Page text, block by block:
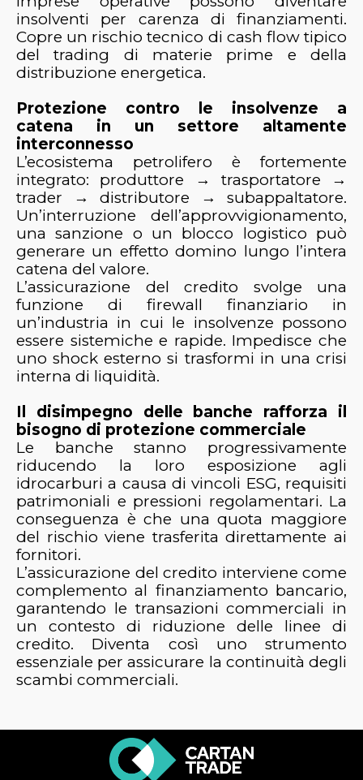
insolventi per carenza di finanziamenti.
Copre un rischio tecnico di cash flow tipico
del trading di materie prime e della
distribuzione energetica.
Protezione contro le insolvenze a
catena in un settore altamente
interconnesso
L’ecosistema petrolifero è fortemente
integrato: produttore → trasportatore →
trader → distributore → subappaltatore.
Un’interruzione dell’approvvigionamento,
una sanzione o un blocco logistico può
generare un effetto domino lungo l’intera
catena del valore.
L’assicurazione del credito svolge una
funzione di firewall finanziario in
un’industria in cui le insolvenze possono
essere sistemiche e rapide. Impedisce che
uno shock esterno si trasformi in una crisi
interna di liquidità.
Il disimpegno delle banche rafforza il
bisogno di protezione commerciale
Le banche stanno progressivamente
riducendo la loro esposizione agli
idrocarburi a causa di vincoli ESG, requisiti
patrimoniali e pressioni regolamentari. La
conseguenza è che una quota maggiore
del rischio viene trasferita direttamente ai
fornitori.
L’assicurazione del credito interviene come
complemento al finanziamento bancario,
garantendo le transazioni commerciali in
un contesto di riduzione delle linee di
credito. Diventa così uno strumento
essenziale per assicurare la continuità degli
scambi commerciali.